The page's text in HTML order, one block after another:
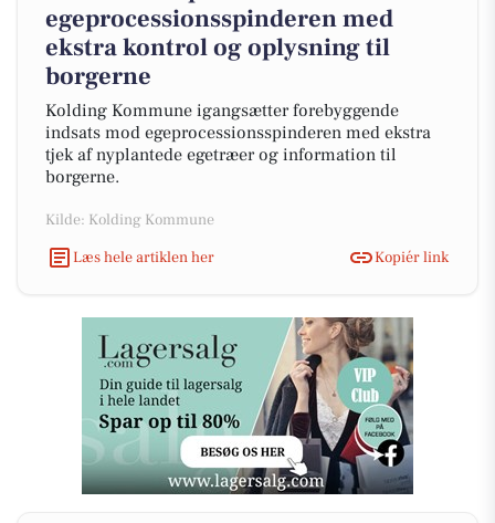
egeprocessionsspinderen med
ekstra kontrol og oplysning til
borgerne
Kolding Kommune igangsætter forebyggende
indsats mod egeprocessionsspinderen med ekstra
tjek af nyplantede egetræer og information til
borgerne.
Kilde: Kolding Kommune
Læs hele artiklen her
Kopiér link